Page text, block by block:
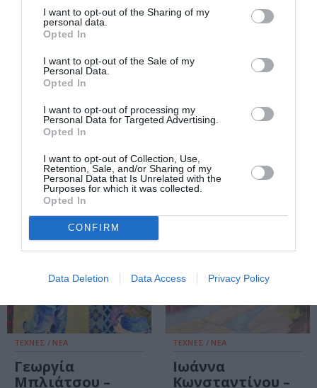
I want to opt-out of the Sharing of my
personal data.
Opted In
I want to opt-out of the Sale of my
Personal Data.
Opted In
I want to opt-out of processing my
Personal Data for Targeted Advertising.
Opted In
I want to opt-out of Collection, Use,
Retention, Sale, and/or Sharing of my
Personal Data that Is Unrelated with the
Purposes for which it was collected.
Opted In
CONFIRM
Data Deletion Data Access Privacy Policy
Γιάννης Ευθυμίου
– Dampen:
Έκθεση στο
Ιστορικό Αρχείο
– Μουσείο Ύδρας
Στέφανος Ζαννής
ΤΟΥ ΤΗΛΕΜάΧΟΥ:
Έκθεση
Αίθουσα Τέχνης
Αθηνών
ΤΕΧΝΕΣ / ΝΕΑ
Γεωργία
Μπλιάτσου –
ΤΕΧΝΕΣ / ΝΕΑ
Ιωάννα
Κωνσταντίνου –